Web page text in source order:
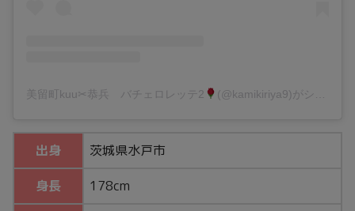
美留町kuu✂︎恭兵 バチェロレッテ2 (@kamikiriya9)がシェアした投稿
出身 茨城県水戸市
身長 178cm